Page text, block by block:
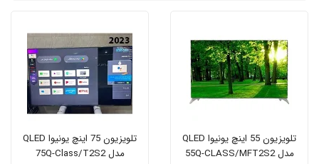
تلویزیون 55 اینچ یونیوا QLED
مدل 55Q-CLASS/MFT2S2
تلویزیون 75 اینچ یونیوا QLED
مدل 75Q-Class/T2S2